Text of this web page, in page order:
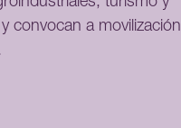
convocan a movilización